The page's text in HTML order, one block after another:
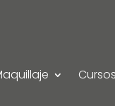
Cursos